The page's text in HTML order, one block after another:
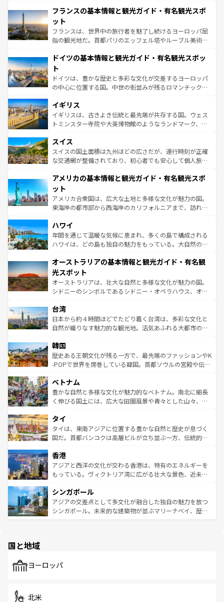
ませてくれるイタリアで、忘れられない旅をしてみよう！
なお、新着のイタリア情報は
しい。
文化が根付くこの国では、情熱的なフラメンコ、熱気あふ
れる闘牛、そして美味しいタパスが生活の一部となってい
る。首都マドリードの洗練された雰囲気や、バルセロナの
アートに溢れた街角から、地方では古代ローマ遺跡や中世
せる。地方によって風土や気候が異なるスペインはその個
ンテンツ一覧 を参照してほしい。
フランスの基本情報と観光ガイド・有名観光スポ
ット
フランスは、世界中の旅行者を魅了し続けるヨーロッパ屈
指の観光地だ。首都パリのエッフェル塔やルーブル美術館
で、幅広い魅力が詰まっている。華麗な宮殿、歴史的な大
聖堂、美しいビーチ、そして豊かな自然が、訪れる者を心
から魅了する。また、フランスは美食の国としても知ら
れ、フランス料理はユネスコ無形文化遺産にも登録されて
香り高いラベンダー畑など、多彩な楽しみ方が可能だ。さ
らに、パリ以外の地域にも魅力が溢れており、どの街角に
も豊かな歴史と文化が息づいている。パリ以外の個性あふ
を参照してほしい。
ドイツの基本情報と観光ガイド・有名観光スポッ
ト
ドイツは、豊かな歴史と多彩な文化が交差するヨーロッパ
の中心に位置する国。中世の街並みが残るロマンチック街
顔を持つこの国は、どこを歩いても飽きることがない。ベ
ルリンの文化的活気、バイエルン州のアルプスの絶景、そ
してライン川沿いのワイン畑といった風景は必見。ビール
は、お酒好きな人にはぜひ体験してほしい。 なお、新着の
ドイツ情報はコンテンツ一覧を参照してほしい。
イギリス
イギリスは、古きよき伝統と最先端が共存する国。ウェス
トミンスター寺院や大英博物館のようなランドマーク、歴
リアごとに異なる魅力がある。また、優雅なアフタヌーン
ティー、ビール好きにはたまらない英国パブ、サッカー観
戦など、本場だからこそできる体験も豊富。イギリスを旅
ンツ一覧を参照してほしい。
スイス
スイスの国土面積は九州ほどの広さだが、運行時刻が正確
な交通網が整備されており、初心者でも安心して個人旅行
の建物がそのまま残る町や、スイスならではのユニークな
博物館もあり、アルプス観光だけでなく町歩きも満喫する
ことができる。国民の所得が高いため物価も高いが、旅行
者向けの交通パス提供のサービスもあり、うまく活用すれ
着のスイス情報は
アメリカの基本情報と観光ガイド・有名観光スポ
ット
アメリカ合衆国は、広大な土地と多様な文化が魅力の国。
東海岸の都市部から西海岸のカリフォルニアまで、訪れる
のような巨大都市は、観光、ショッピング、エンターテイ
ンメントが詰まった刺激的なスポットだ。一方、アメリカ
西部には大自然が広がり、グランドキャニオンやイエロー
部のニューオーリンズでは、音楽と美食が融合した独特の
文化が魅力。旅行者はアメリカの各地域で異なる魅力を楽
しみながら、その多様性と豊かな歴史を感じることができ
るだろう。車でのロードトリップや列車の旅も、アメリカ
情報は
ハワイ
年間を通じて温暖な気候に恵まれ、多くの島で構成される
ハワイは、どの島も独自の魅力をもっている。大自然の神
ワイ島は見逃せない。また、定番の観光地といえばオアフ
島だが、静かな自然を求めるならマウイ島やカウアイ島が
おすすめ。エメラルドグリーンに輝く海をはじめ、豊かな
文化や歴史が息づいている。「アロハスピリット」と呼ば
人々、おいしいローカルフードやハワイアンミュージッ
ク、伝統的なフラダンスなど、すべてがハワイの魅力を彩
っている。訪れるたびに新しい発見と感動が待っているハ
はコンテンツ一覧
オーストラリアの基本情報と観光ガイド・有名観
光スポット
オーストラリアは、壮大な自然と多様な文化が魅力の国。
シドニーのシンボルであるシドニー・オペラハウス、オー
リアリーフや大陸中央部にそびえるウルル（エアーズロッ
ク）、タスマニアの美しい原生林やケアンズの熱帯雨林な
ど、見どころがたくさん。また、カフェやワイン、オージ
いる。アクティビティも充実しており、サーフィンやダイ
ビング、ハイキングなど、アウトドア好きにはたまらな
い。オーストラリアの多彩な魅力を存分に味わいつくそ
参照してほしい。
台湾
日本から約４時間ほどでたどり着く台湾は、多彩な文化と
自然が織りなす魅力的な観光地。活気あふれる大都市の台
ン）、静ひつな山岳地帯である台湾東部など、都市の喧騒
と山間の静けさが共存しており、訪れる人に新しい発見と
驚きをもたらしてくれる。また、奥深い台湾の食文化も魅
容にもいいと評判のスイーツなど、バラエティ豊かな料理
が味わえる。 なお、新着の台湾情報は コンテンツ一覧を参
照してほしい。
韓国
歴史ある王朝文化が残る一方で、最先端のファッションやK
-POPで世界を席巻している韓国。首都ソウルの宮殿や伝統
き、地方に足を延ばせば四季折々の自然美を楽しむことが
できる。そして、キムチや焼肉、絶品のストリートフード
まで、さまざまな韓国料理が待っている。夜には、韓国な
リティに包まれながら、韓国の多彩な魅力を心ゆくまで味
わってみてほしい。 なお、新着の韓国情報はコンテンツ一
覧を参照してほしい。
ベトナム
豊かな自然と多様な文化が魅力的なベトナム。南北に細長
く伸びる国土には、広大な田園風景や青々とした山々、世
急速な発展と共に伝統が息づく。ハノイの古い町並みやホ
ーチミン市のフランス統治時代の建物も、独特の雰囲気を
醸し出している。また、バラエティの豊かさとおいしさで
とつ。フォーやバインミー、ベトナムコーヒーなどは、ぜ
ひ現地で味わいたい。どの地域を訪れてもあたたかい人々
が旅行者を迎えてくれるので、きっと忘れられない旅にな
参照してほしい。
タイ
タイは、東南アジアに位置する豊かな自然と歴史が息づく
国だ。首都バンコクは高層ビルが立ち並ぶ一方、伝統的な
の活気が交差している。北部ではチェンマイなどの山岳地
帯で自然と触れ合い、南部ではプーケットやクラビの美し
いビーチでリゾート気分を楽しむことができる。タイ料理
激する。気候は一年中温暖で、どの季節にも異なる楽しみ
が待っている。親しみやすいタイの人々、仏教を中心とし
た文化、そして多様な観光資源が、訪れる旅人を魅了し続
香港
アジアと西洋の文化が交わる香港は、特有のエネルギーを
もっている。ヴィクトリア湾に広がる壮大な景色、近未来
み、どこを訪れても感動するはず。観光スポットが密集し
ており、効率よく見どころを回れるのも魅力。息をのむよ
うな絶景から文化的な体験まで、香港を存分に楽しみ尽く
シンガポール
アジアの交差点として多文化が融合した独自の魅力を放つ
シンガポール。未来的な建築物が並ぶマリーナベイ、歴史
で、ホーカーズは地元の風情を楽しめる外せないスポット
国と地域
ヨーロッパ
北米